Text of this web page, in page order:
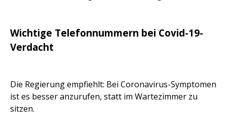
Wichtige Telefonnummern bei Covid-19-
Verdacht
Die Regierung empfiehlt: Bei Coronavirus-Symptomen
ist es besser anzurufen, statt im Wartezimmer zu
sitzen.